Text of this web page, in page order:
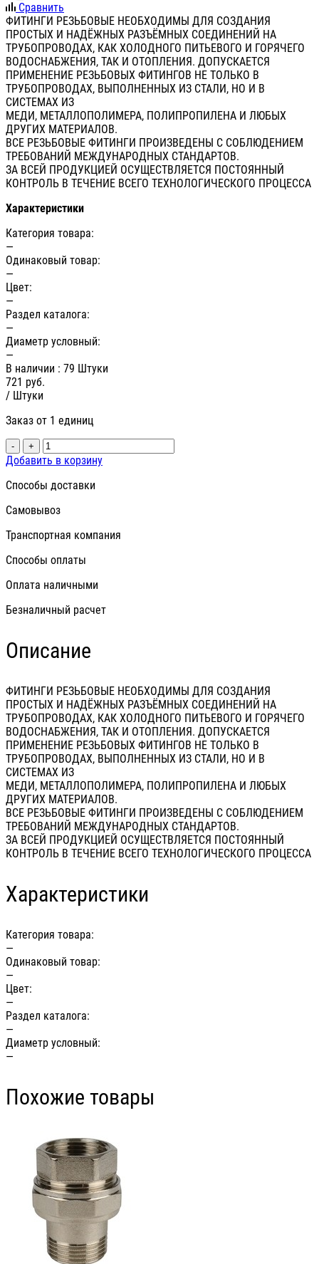
Сравнить
ФИТИНГИ РЕЗЬБОВЫЕ НЕОБХОДИМЫ ДЛЯ СОЗДАНИЯ
ПРОСТЫХ И НАДЁЖНЫХ РАЗЪЁМНЫХ СОЕДИНЕНИЙ НА
ТРУБОПРОВОДАХ, КАК ХОЛОДНОГО ПИТЬЕВОГО И ГОРЯЧЕГО
ВОДОСНАБЖЕНИЯ, ТАК И ОТОПЛЕНИЯ. ДОПУСКАЕТСЯ
ПРИМЕНЕНИЕ РЕЗЬБОВЫХ ФИТИНГОВ НЕ ТОЛЬКО В
ТРУБОПРОВОДАХ, ВЫПОЛНЕННЫХ ИЗ СТАЛИ, НО И В
СИСТЕМАХ ИЗ
МЕДИ, МЕТАЛЛОПОЛИМЕРА, ПОЛИПРОПИЛЕНА И ЛЮБЫХ
ДРУГИХ МАТЕРИАЛОВ.
ВСЕ РЕЗЬБОВЫЕ ФИТИНГИ ПРОИЗВЕДЕНЫ С СОБЛЮДЕНИЕМ
ТРЕБОВАНИЙ МЕЖДУНАРОДНЫХ СТАНДАРТОВ.
ЗА ВСЕЙ ПРОДУКЦИЕЙ ОСУЩЕСТВЛЯЕТСЯ ПОСТОЯННЫЙ
КОНТРОЛЬ В ТЕЧЕНИЕ ВСЕГО ТЕХНОЛОГИЧЕСКОГО ПРОЦЕССА
Характеристики
Категория товара:
—
Одинаковый товар:
—
Цвет:
—
Раздел каталога:
—
Диаметр условный:
—
В наличии : 79 Штуки
721 руб.
/ Штуки
Заказ от 1 единиц
- +
Добавить в корзину
Способы доставки
Самовывоз
Транспортная компания
Способы оплаты
Оплата наличными
Безналичный расчет
Описание
ФИТИНГИ РЕЗЬБОВЫЕ НЕОБХОДИМЫ ДЛЯ СОЗДАНИЯ
ПРОСТЫХ И НАДЁЖНЫХ РАЗЪЁМНЫХ СОЕДИНЕНИЙ НА
ТРУБОПРОВОДАХ, КАК ХОЛОДНОГО ПИТЬЕВОГО И ГОРЯЧЕГО
ВОДОСНАБЖЕНИЯ, ТАК И ОТОПЛЕНИЯ. ДОПУСКАЕТСЯ
ПРИМЕНЕНИЕ РЕЗЬБОВЫХ ФИТИНГОВ НЕ ТОЛЬКО В
ТРУБОПРОВОДАХ, ВЫПОЛНЕННЫХ ИЗ СТАЛИ, НО И В
СИСТЕМАХ ИЗ
МЕДИ, МЕТАЛЛОПОЛИМЕРА, ПОЛИПРОПИЛЕНА И ЛЮБЫХ
ДРУГИХ МАТЕРИАЛОВ.
ВСЕ РЕЗЬБОВЫЕ ФИТИНГИ ПРОИЗВЕДЕНЫ С СОБЛЮДЕНИЕМ
ТРЕБОВАНИЙ МЕЖДУНАРОДНЫХ СТАНДАРТОВ.
ЗА ВСЕЙ ПРОДУКЦИЕЙ ОСУЩЕСТВЛЯЕТСЯ ПОСТОЯННЫЙ
КОНТРОЛЬ В ТЕЧЕНИЕ ВСЕГО ТЕХНОЛОГИЧЕСКОГО ПРОЦЕССА
Характеристики
Категория товара:
—
Одинаковый товар:
—
Цвет:
—
Раздел каталога:
—
Диаметр условный:
—
Похожие товары